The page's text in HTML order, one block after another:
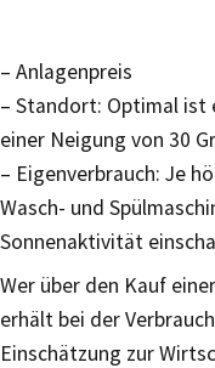
– Anlagenpreis
– Standort: Optimal ist
einer Neigung von 30
– Eigenverbrauch: Je
Wasch- und
Sonnenaktivität
Wer über den Kauf
erhält bei der
Einschätzung zur